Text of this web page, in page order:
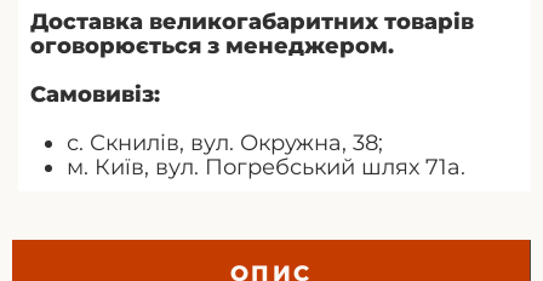
Доставка великогабаритних товарів
оговорюється з менеджером.
Самовивіз:
с. Скнилів, вул. Окружна, 38;
м. Київ, вул. Погребський шлях 71а.
ОПИС